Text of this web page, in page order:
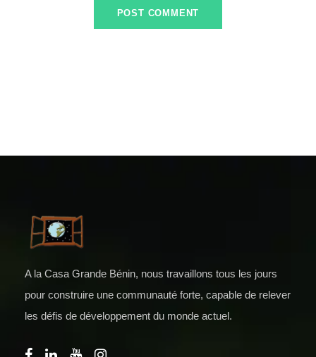
A la Casa Grande Bénin, nous travaillons tous les jours
pour construire une communauté forte, capable de relever
les défis de développement du monde actuel.